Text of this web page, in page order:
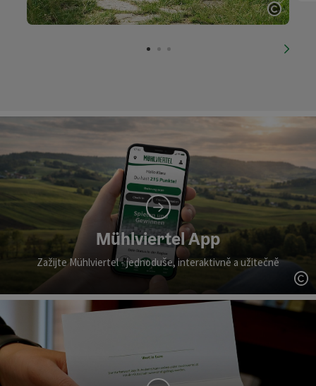
Mühlviertel App
Zažijte Mühlviertel - jednoduše, interaktivně a užitečně